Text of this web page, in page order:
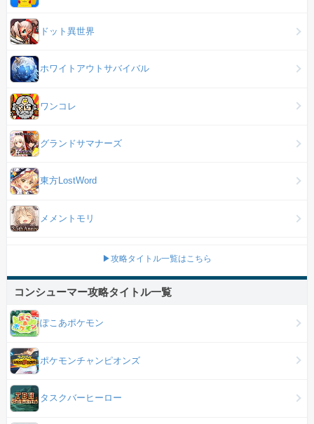
ドット異世界
ホワイトアウトサバイバル
ワンコレ
グランドサマナーズ
東方LostWord
メメントモリ
▶攻略タイトル一覧はこちら
コンシューマー攻略タイトル一覧
ぽこあポケモン
ポケモンチャンピオンズ
タスクバーヒーロー